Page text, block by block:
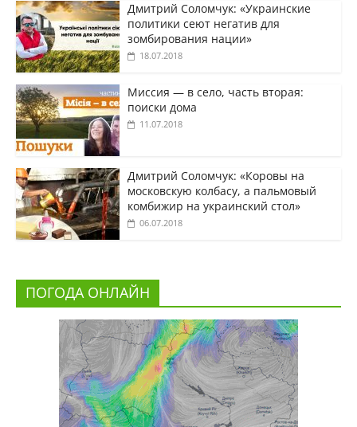
Дмитрий Соломчук: «Украинские
политики сеют негатив для
зомбирования нации»
18.07.2018
Миссия — в село, часть вторая:
поиски дома
11.07.2018
Дмитрий Соломчук: «Коровы на
московскую колбасу, а пальмовый
комбижир на украинский стол»
06.07.2018
ПОГОДА ОНЛАЙН